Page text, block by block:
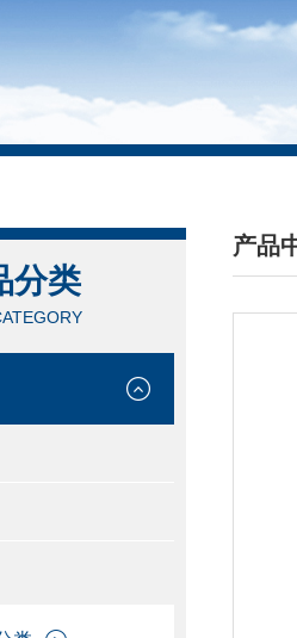
分类
产品
/